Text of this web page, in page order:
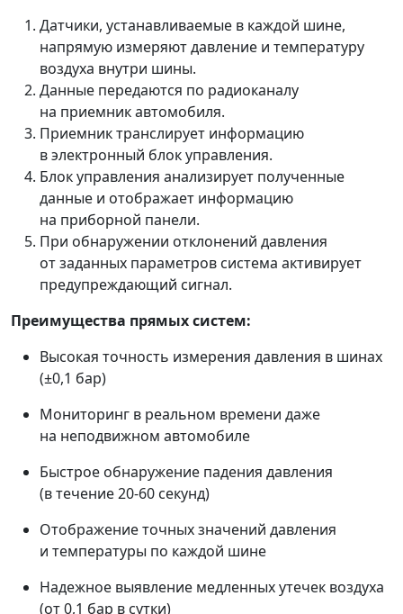
Датчики, устанавливаемые в каждой шине,
напрямую измеряют давление и температуру
воздуха внутри шины.
Данные передаются по радиоканалу
на приемник автомобиля.
Приемник транслирует информацию
в электронный блок управления.
Блок управления анализирует полученные
данные и отображает информацию
на приборной панели.
При обнаружении отклонений давления
от заданных параметров система активирует
предупреждающий сигнал.
Преимущества прямых систем:
Высокая точность измерения давления в шинах
(±0,1 бар)
Мониторинг в реальном времени даже
на неподвижном автомобиле
Быстрое обнаружение падения давления
(в течение 20-60 секунд)
Отображение точных значений давления
и температуры по каждой шине
Надежное выявление медленных утечек воздуха
(от 0,1 бар в сутки)